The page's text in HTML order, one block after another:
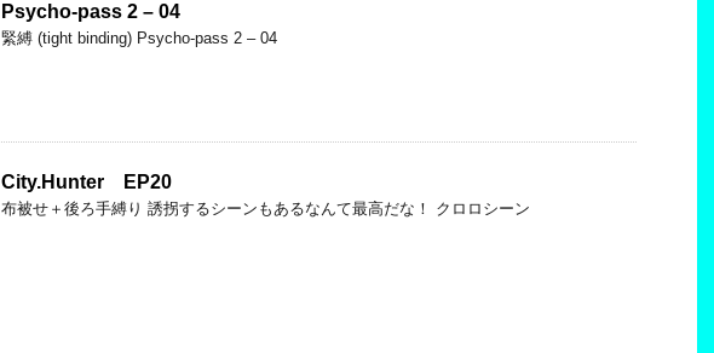
Psycho-pass 2 – 04
緊縛 (tight binding) Psycho-pass 2 – 04
City.Hunter EP20
布被せ＋後ろ手縛り 誘拐するシーンもあるなんて最高だな！ クロロシーン